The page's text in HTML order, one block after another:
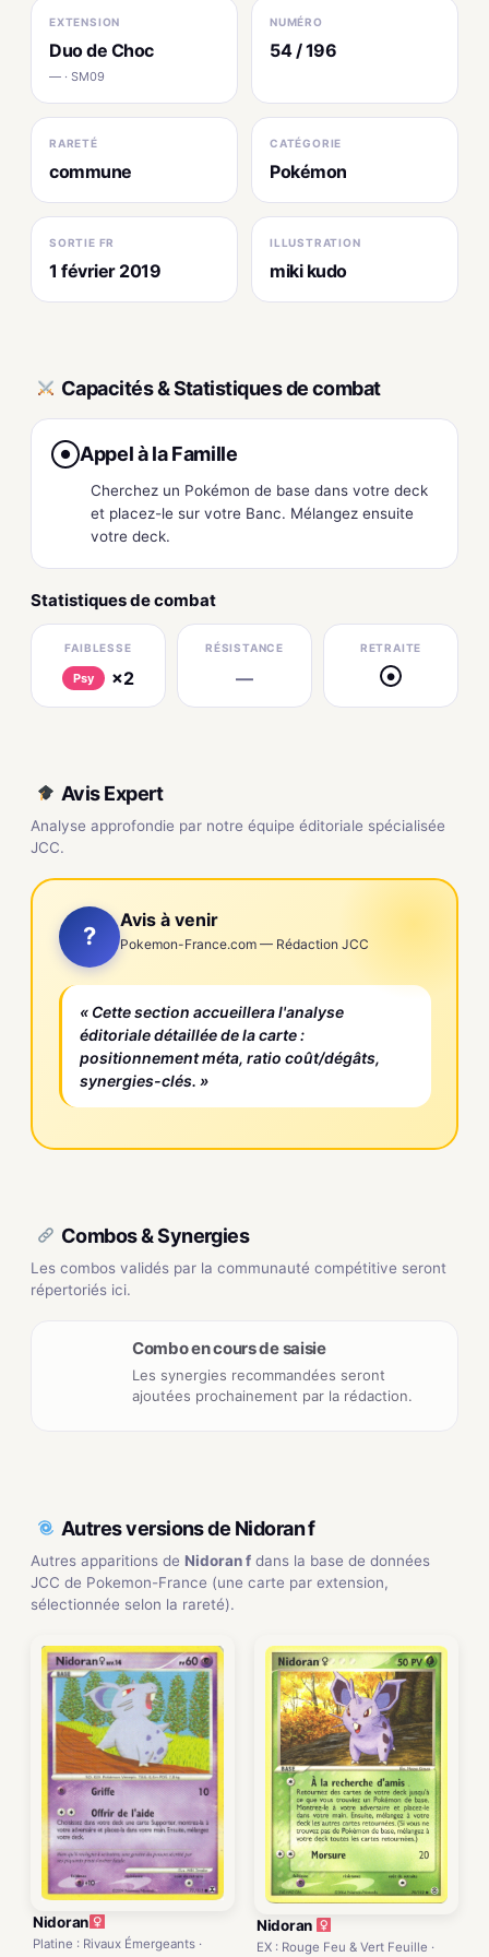
EXTENSION
Duo de Choc
— · SM09
NUMÉRO
54 / 196
RARETÉ
commune
CATÉGORIE
Pokémon
SORTIE FR
1 février 2019
ILLUSTRATION
miki kudo
Capacités & Statistiques de combat
● Appel à la Famille
Cherchez un Pokémon de base dans votre deck
et placez-le sur votre Banc. Mélangez ensuite
votre deck.
Statistiques de combat
FAIBLESSE
Psy ×2
RÉSISTANCE
—
RETRAITE
●
Avis Expert
Analyse approfondie par notre équipe éditoriale spécialisée
JCC.
?
Avis à venir
Pokemon-France.com — Rédaction JCC
« Cette section accueillera l'analyse
éditoriale détaillée de la carte :
positionnement méta, ratio coût/dégâts,
synergies-clés. »
Combos & Synergies
Les combos validés par la communauté compétitive seront
répertoriés ici.
Combo en cours de saisie
Les synergies recommandées seront
ajoutées prochainement par la rédaction.
Autres versions de Nidoran f
Autres apparitions de Nidoran f dans la base de données
JCC de Pokemon-France (une carte par extension,
sélectionnée selon la rareté).
Nidoran
Platine : Rivaux Émergeants ·
Nidoran
EX : Rouge Feu & Vert Feuille ·